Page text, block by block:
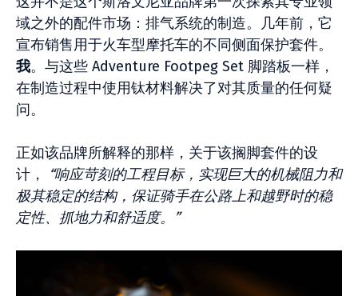
域之外的配件市场：排气系统的制造。几年前，它
宣布销售用于火车型摩托车的不同侧面保护套件。
我。与这些 Adventure Footpeg Set 脚踏板一样，
在制造过程中使用钛材料解决了对其质量的任何疑
问。
正如该品牌所解释的那样，关于该搁脚套件的设
计，
“响应苛刻的工程目标，实现巨大的机械阻力和
极其稳定的结构，保证骑手在公路上和越野时的稳
定性、抓地力和舒适度。”